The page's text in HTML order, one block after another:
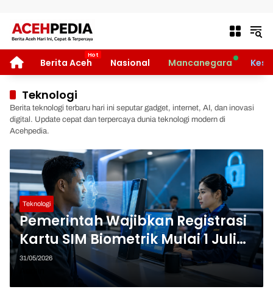
HOMEBerita Aceh Nasional Mancanegara
Teknologi
Berita teknologi terbaru hari ini seputar gadget, internet, AI, dan inovasi
digital. Update cepat dan terpercaya dunia teknologi modern di
Acehpedia.
Teknologi
Pemerintah Wajibkan Registrasi
Kartu SIM Biometrik Mulai 1 Juli
2026, Ini Tujuan dan Cara
Kerjanya
31/05/2026